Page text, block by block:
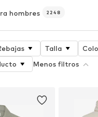
hombres 2248
Talla
Menos filtros